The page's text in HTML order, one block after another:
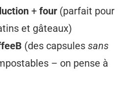
+ four (parfait pour
et gâteaux)
(des capsules sans
– on pense à